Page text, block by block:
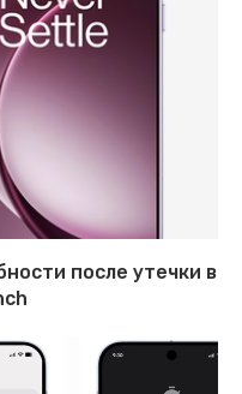
после утечки в